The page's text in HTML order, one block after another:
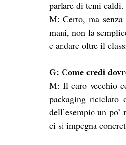
parlare di temi caldi.
M: Certo, ma
mani, non la
e andare oltre il
G: Come credi
M: Il caro vecchio
packaging riciclato
dell’esempio un
ci si impegna